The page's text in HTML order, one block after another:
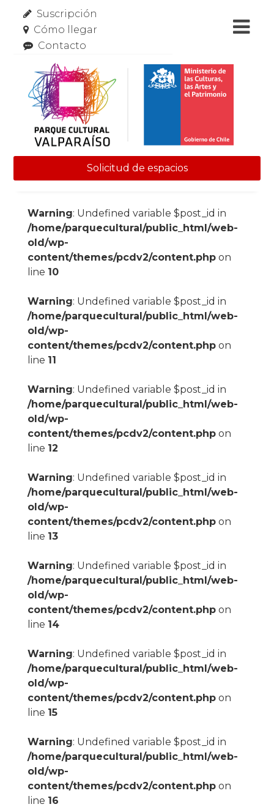
Suscripción
Cómo llegar
Contacto
Solicitud de espacios
Warning: Undefined variable $post_id in
/home/parquecultural/public_html/web-
old/wp-
content/themes/pcdv2/content.phpon
line 10
Warning: Undefined variable $post_id in
/home/parquecultural/public_html/web-
old/wp-
content/themes/pcdv2/content.phpon
line 11
Warning: Undefined variable $post_id in
/home/parquecultural/public_html/web-
old/wp-
content/themes/pcdv2/content.phpon
line 12
Warning: Undefined variable $post_id in
/home/parquecultural/public_html/web-
old/wp-
content/themes/pcdv2/content.phpon
line 13
Warning: Undefined variable $post_id in
/home/parquecultural/public_html/web-
old/wp-
content/themes/pcdv2/content.phpon
line 14
Warning: Undefined variable $post_id in
/home/parquecultural/public_html/web-
old/wp-
content/themes/pcdv2/content.phpon
line 15
Warning: Undefined variable $post_id in
/home/parquecultural/public_html/web-
old/wp-
content/themes/pcdv2/content.phpon
line 16